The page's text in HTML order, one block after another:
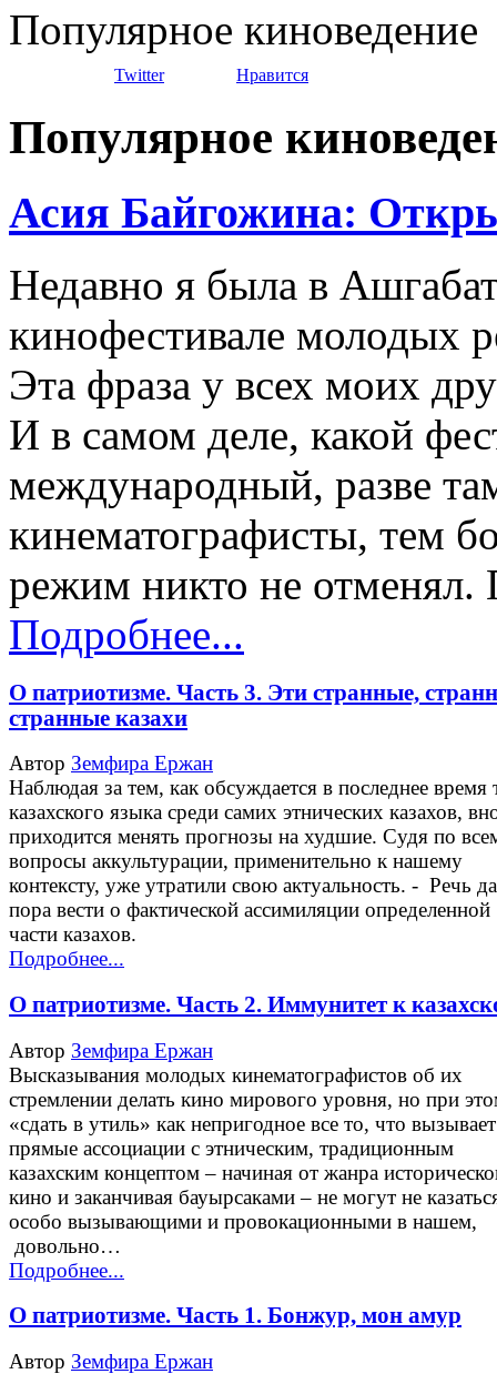
Популярное киноведение
Twitter Нравится
Популярное
Асия Байгожина:
Недавно я была в
кинофестивале молодых
Эта фраза у всех моих
И в самом деле, какой
международный, разве
кинематографисты, тем
режим никто не отменял.
Подробнее...
О патриотизме. Часть 3. Эти странные,
странные казахи
Автор Земфира Ержан
Наблюдая за тем, как обсуждается в последнее время
казахского языка среди самих этнических казахов,
приходится менять прогнозы на худшие. Судя по
вопросы аккультурации, применительно к нашему
контексту, уже утратили свою актуальность. - Речь
пора вести о фактической ассимиляции определенной
части казахов.
Подробнее...
О патриотизме. Часть 2. Иммунитет к
Автор Земфира Ержан
Высказывания молодых кинематографистов об их
стремлении делать кино мирового уровня, но при
«сдать в утиль» как непригодное все то, что вызывает
прямые ассоциации с этническим, традиционным
казахским концептом – начиная от жанра
кино и заканчивая бауырсаками – не могут не
особо вызывающими и провокационными в нашем,
довольно…
Подробнее...
О патриотизме. Часть 1. Бонжур, мон амур
Автор Земфира Ержан